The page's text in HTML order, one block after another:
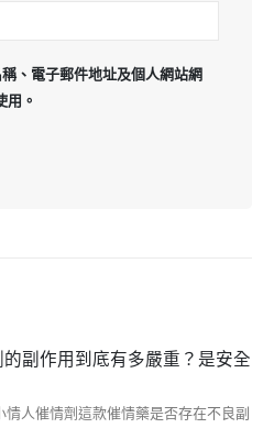
、電子郵件地址及個人網站網
用。
副作用到底有多嚴重？是安全
人催情劑這款催情藥是否存在不良副